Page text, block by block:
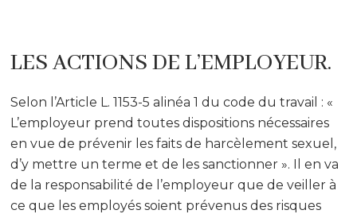
LES ACTIONS DE L’EMPLOYEUR.
Selon l’Article L. 1153-5 alinéa 1 du code du travail : «
L’employeur prend toutes dispositions nécessaires
en vue de prévenir les faits de harcèlement sexuel,
d’y mettre un terme et de les sanctionner ». Il en va
de la responsabilité de l’employeur que de veiller à
ce que les employés soient prévenus des risques